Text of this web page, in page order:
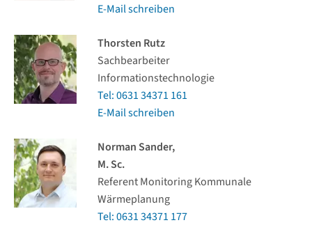
E-Mail schreiben
Thorsten Rutz
Sachbearbeiter
Informationstechnologie
Tel: 0631 34371 161
E-Mail schreiben
Norman Sander,
M. Sc.
Referent Monitoring Kommunale
Wärmeplanung
Tel: 0631 34371 177